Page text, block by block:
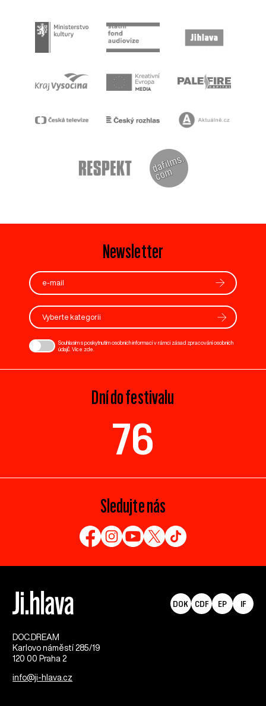
Newsletter
Vyberte kategorii
Souhlasím s poskytnutím osobních informací v rámci zásad zpracování osobních
údajů. Více zde
Dní do festivalu
76
Sledujte nás
DOC.DREAM​
Karlovo náměstí 285/19
120 00 Praha 2
info@ji-hlava.cz
DOK CDF EP IF